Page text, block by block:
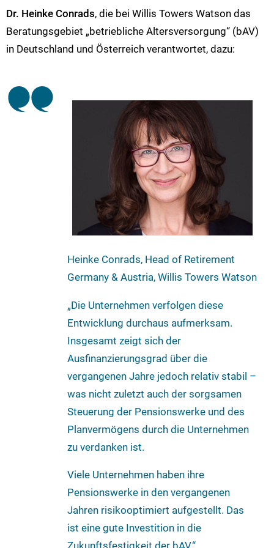
Dr. Heinke Conrads, die bei Willis Towers Watson das
Beratungsgebiet „betriebliche Altersversorgung“ (bAV)
in Deutschland und Österreich verantwortet, dazu:
Heinke Conrads, Head of Retirement
Germany & Austria, Willis Towers Watson
„Die Unternehmen verfolgen diese
Entwicklung durchaus aufmerksam.
Insgesamt zeigt sich der
Ausfinanzierungsgrad über die
vergangenen Jahre jedoch relativ stabil –
was nicht zuletzt auch der sorgsamen
Steuerung der Pensionswerke und des
Planvermögens durch die Unternehmen
zu verdanken ist.
Viele Unternehmen haben ihre
Pensionswerke in den vergangenen
Jahren risikooptimiert aufgestellt. Das
ist eine gute Investition in die